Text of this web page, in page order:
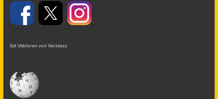
Set Vektoren von Vecteezy